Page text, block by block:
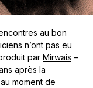
au bon
n’ont pas eu
par Mirwais –
après la
moment de